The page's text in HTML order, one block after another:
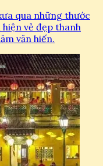
qua những thước
vẻ đẹp thanh
văn hiến.